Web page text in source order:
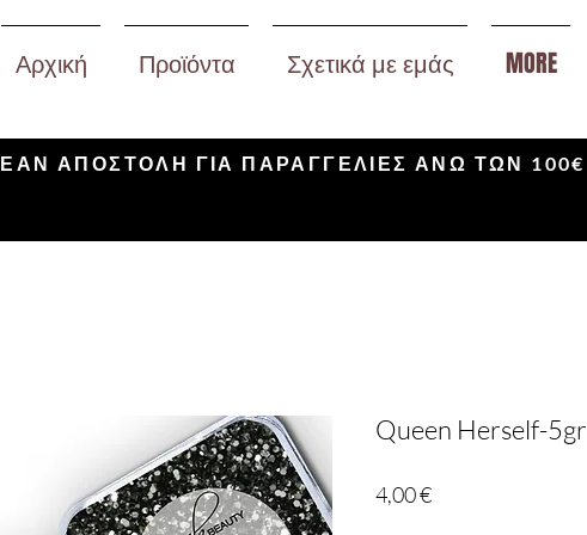
Αρχική Προϊόντα Σχετικά με εμάς MORE
ΑΠΟΣΤΟΛΗ ΓΙΑ ΠΑΡΑΓΓΕΛΙΕΣ ΑΝΩ ΤΩΝ 100€
Queen Herself-5gr
4,00 €Τιμή